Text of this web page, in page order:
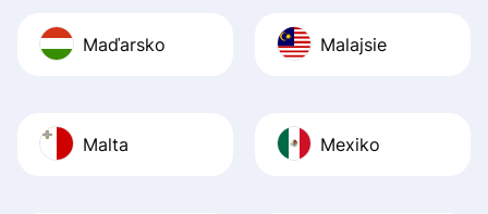
Maďarsko Malajsie
Malta Mexiko